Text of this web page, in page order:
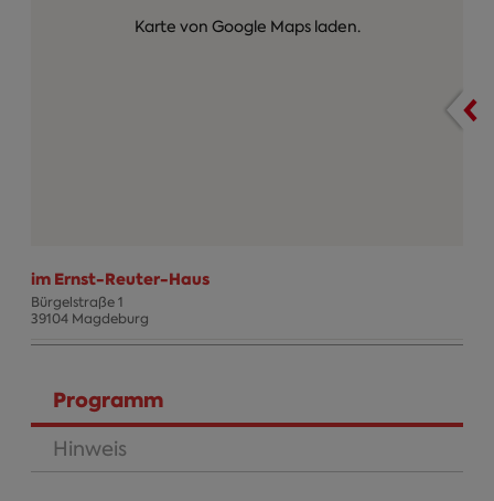
Karte von Google Maps laden.
im Ernst-Reuter-Haus
Bürgelstraße 1
39104 Magdeburg
Termin Info
Programm
(aktiver Reiter)
Hinweis